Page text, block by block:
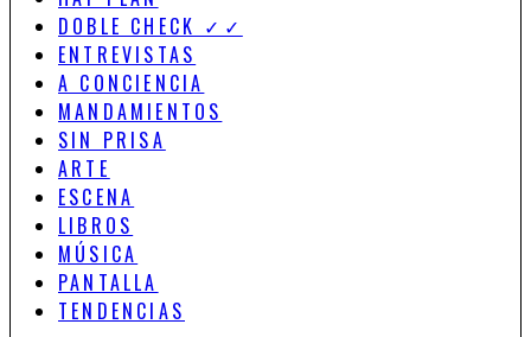
DOBLE CHECK ✓✓
ENTREVISTAS
A CONCIENCIA
MANDAMIENTOS
SIN PRISA
ARTE
ESCENA
LIBROS
MÚSICA
PANTALLA
TENDENCIAS